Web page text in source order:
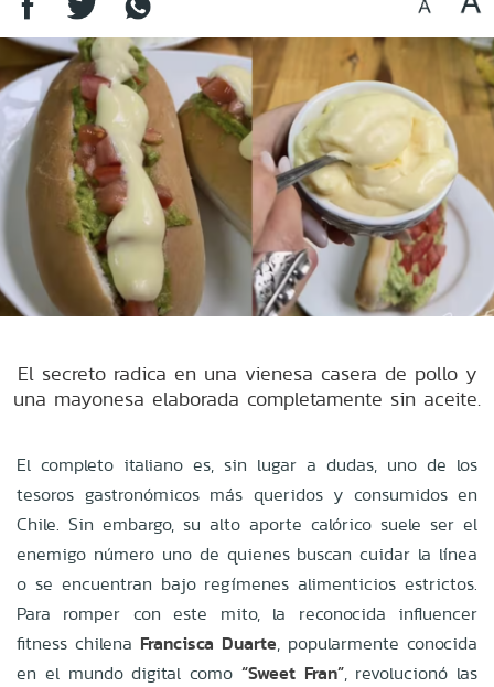
El secreto radica en una vienesa casera de pollo y
una mayonesa elaborada completamente sin aceite.
El completo italiano es, sin lugar a dudas, uno de los
tesoros gastronómicos más queridos y consumidos en
Chile. Sin embargo, su alto aporte calórico suele ser el
enemigo número uno de quienes buscan cuidar la línea
o se encuentran bajo regímenes alimenticios estrictos.
Para romper con este mito, la reconocida influencer
fitness chilena Francisca Duarte, popularmente conocida
en el mundo digital como “Sweet Fran”, revolucionó las